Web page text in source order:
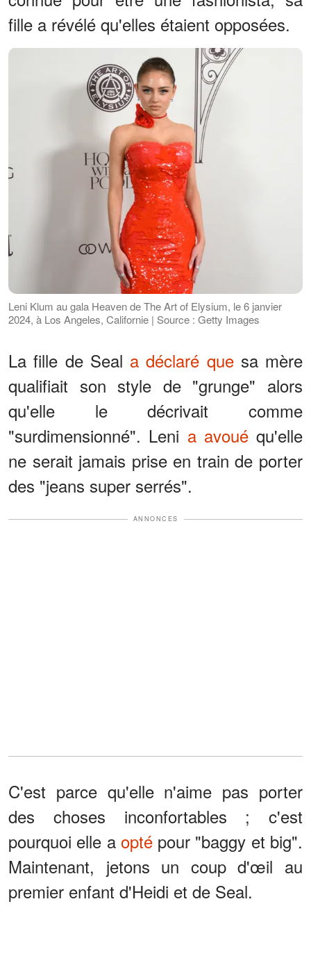
fille a révélé qu'elles étaient opposées.
Leni Klum au gala Heaven de The Art of Elysium, le 6 janvier
2024, à Los Angeles, Californie | Source : Getty Images
La fille de Seal a déclaré quesa mère
qualifiait son style de "grunge" alors
qu'elle le décrivait comme
"surdimensionné". Leni a avouéqu'elle
ne serait jamais prise en train de porter
des "jeans super serrés".
ANNONCES
C'est parce qu'elle n'aime pas porter
des choses inconfortables ; c'est
pourquoi elle a optépour "baggy et big".
Maintenant, jetons un coup d'œil au
premier enfant d'Heidi et de Seal.